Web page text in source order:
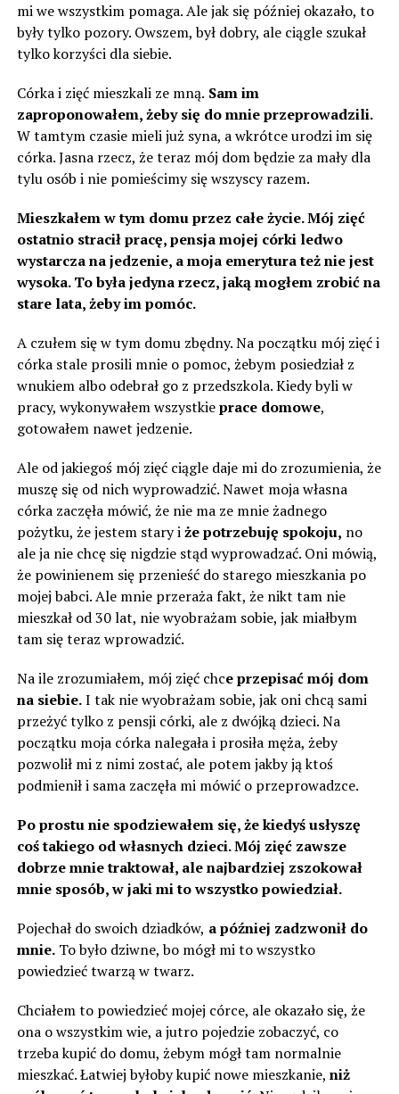
mi we wszystkim pomaga. Ale jak się później okazało, to
były tylko pozory. Owszem, był dobry, ale ciągle szukał
tylko korzyści dla siebie.
Córka i zięć mieszkali ze mną. Sam im
zaproponowałem, żeby się do mnie przeprowadzili.
W tamtym czasie mieli już syna, a wkrótce urodzi im się
córka. Jasna rzecz, że teraz mój dom będzie za mały dla
tylu osób i nie pomieścimy się wszyscy razem.
Mieszkałem w tym domu przez całe życie. Mój zięć
ostatnio stracił pracę, pensja mojej córki ledwo
wystarcza na jedzenie, a moja emerytura też nie jest
wysoka. To była jedyna rzecz, jaką mogłem zrobić na
stare lata, żeby im pomóc.
A czułem się w tym domu zbędny. Na początku mój zięć i
córka stale prosili mnie o pomoc, żebym posiedział z
wnukiem albo odebrał go z przedszkola. Kiedy byli w
pracy, wykonywałem wszystkieprace domowe,
gotowałem nawet jedzenie.
Ale od jakiegoś mój zięć ciągle daje mi do zrozumienia, że
​​muszę się od nich wyprowadzić. Nawet moja własna
córka zaczęła mówić, że nie ma ze mnie żadnego
pożytku, że jestem stary iże potrzebuję spokoju, no
ale ja nie chcę się nigdzie stąd wyprowadzać. Oni mówią,
że powinienem się przenieść do starego mieszkania po
mojej babci. Ale mnie przeraża fakt, że nikt tam nie
mieszkał od 30 lat, nie wyobrażam sobie, jak miałbym
tam się teraz wprowadzić.
Na ile zrozumiałem, mój zięć chce przepisać mój dom
na siebie.I tak nie wyobrażam sobie, jak oni chcą sami
przeżyć tylko z pensji córki, ale z dwójką dzieci. Na
początku moja córka nalegała i prosiła męża, żeby
pozwolił mi z nimi zostać, ale potem jakby ją ktoś
podmienił i sama zaczęła mi mówić o przeprowadzce.
Po prostu nie spodziewałem się, że kiedyś usłyszę
coś takiego od własnych dzieci. Mój zięć zawsze
dobrze mnie traktował, ale najbardziej zszokował
mnie sposób, w jaki mi to wszystko powiedział.
Pojechał do swoich dziadków, a później zadzwonił do
mnie.To było dziwne, bo mógł mi to wszystko
powiedzieć twarzą w twarz.
Chciałem to powiedzieć mojej córce, ale okazało się, że
ona o wszystkim wie, a jutro pojedzie zobaczyć, co
trzeba kupić do domu, żebym mógł tam normalnie
mieszkać. Łatwiej byłoby kupić nowe mieszkanie, niż